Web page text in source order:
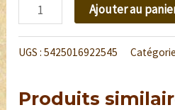
Ajouter au
UGS :5425016922545
Produits